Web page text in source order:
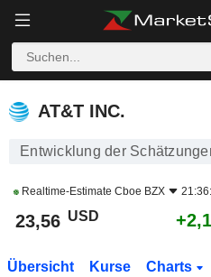
AT&T INC.
AT&T INC.
Entwicklung der
Realtime-Estimate Cboe BZX
23,56 USD
Übersicht Kurse Charts